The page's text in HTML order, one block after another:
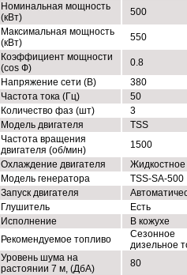
Номинальная мощность
(кВт)
500
Максимальная мощность
(кВт)
550
Коэффициент мощности
(cos Ф)
0.8
Напряжение сети (В)
380
Частота тока (Гц)
50
Количество фаз (шт)
3
Модель двигателя
TSS
Частота вращения
двигателя (об/мин)
1500
Охлаждение двигателя
Жидкостное
Модель генератора
TSS-SA-500
Запуск двигателя
Глушитель
Есть
Исполнение
В кожухе
Рекомендуемое топливо
Сезонное
дизельное
Уровень шума на
растоянии 7 м, (ДбА)
80